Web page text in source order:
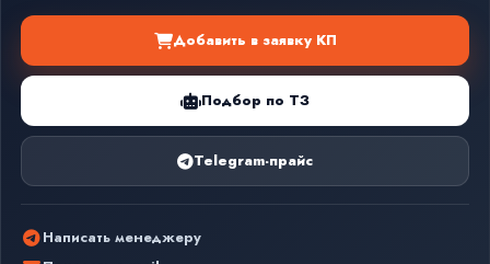
Добавить в заявку КП
Подбор по ТЗ
Telegram-прайс
Написать менеджеру